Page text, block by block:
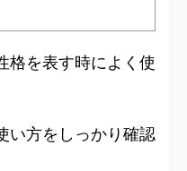
格を表す時によく使
い方をしっかり確認